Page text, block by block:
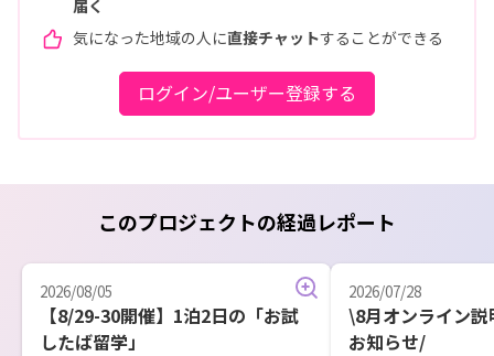
届く
気になった地域の人に直接チャットすることができる
ログイン/ユーザー登録する
このプロジェクトの経過レポート
2026/08/05
【8/29-30開催】1泊2日の「お試
したば留学」
2026/07/28
\8月オンライン
お知らせ/